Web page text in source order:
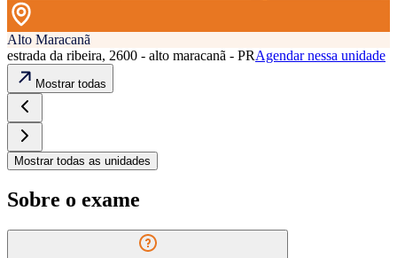
Alto Maracanã
estrada da ribeira, 2600 - alto maracanã - PRAgendar nessa unidade
Mostrar todas
Mostrar todas as unidades
Sobre o exame